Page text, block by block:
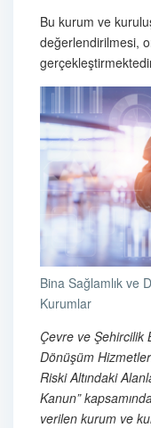
Bu kurum ve
değerlendirilmesi,
Bina Sağlamlık ve
Kurumlar
Çevre ve Şehircilik
Dönüşüm
Riski Altındaki
Kanun”
verilen kurum ve